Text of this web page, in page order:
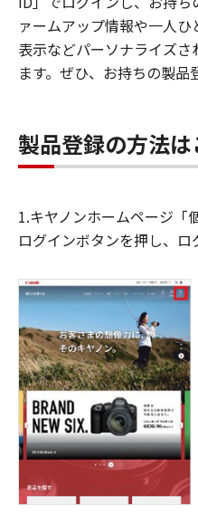
ァームアップ情報や一人
表示などパーソナライズ
ます。ぜひ、お持ちの製品
製品登録の方法は
1.キヤノンホームページ「
ログインボタンを押し、